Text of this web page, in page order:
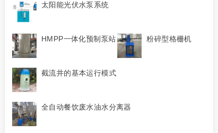
太阳能光伏水泵系统
HMPP一体化预制泵站 粉碎型格栅机
截流井的基本运行模式
全自动餐饮废水油水分离器